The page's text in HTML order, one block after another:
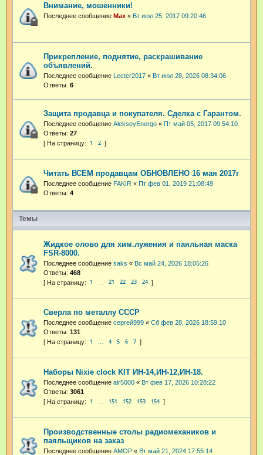
Внимание, мошенники!
Последнее сообщение Max « Вт июл 25, 2017 09:20:46
Прикрепление, поднятие, раскрашивание
объявлений.
Последнее сообщение Lecter2017 « Вт июл 28, 2026 08:34:06
Ответы: 6
Защита продавца и покупателя. Сделка с Гарантом.
Последнее сообщение AlekseyEnergo « Пт май 05, 2017 09:54:10
Ответы: 27
1 2
Читать ВСЕМ продавцам ОБНОВЛЕНО 16 мая 2017г
Последнее сообщение FAKIR « Пт фев 01, 2019 21:08:49
Ответы: 4
Темы
Жидкое олово для хим.лужения и паяльная маска
FSR-8000.
Последнее сообщение saks « Вс май 24, 2026 18:05:26
Ответы: 468
1 21 22 23 24
Сверла по металлу СССР
Последнее сообщение сергей999 « Сб фев 28, 2026 18:59:10
Ответы: 131
1 … 4 5 6 7
Наборы Nixie clock KIT ИН-14,ИН-12,ИН-18.
Последнее сообщение alr5000 « Вт фев 17, 2026 10:28:22
Ответы: 3061
1 … 151 152 153 154
Производственные столы радиомехаников и
паяльщиков на заказ
Последнее сообщение АМОР « Вт май 21, 2024 17:55:14